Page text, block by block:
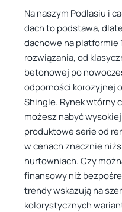
Na naszym Podlasiu i
dach to podstawa,
dachowe na platformie
rozwiązania, od
betonowej po
odporności korozyjnej
Shingle. Rynek wtórny
możesz nabyć
produktowe serie od
w cenach znacznie
hurtowniach. Czy
finansowy niż
trendy wskazują na
kolorystycznych